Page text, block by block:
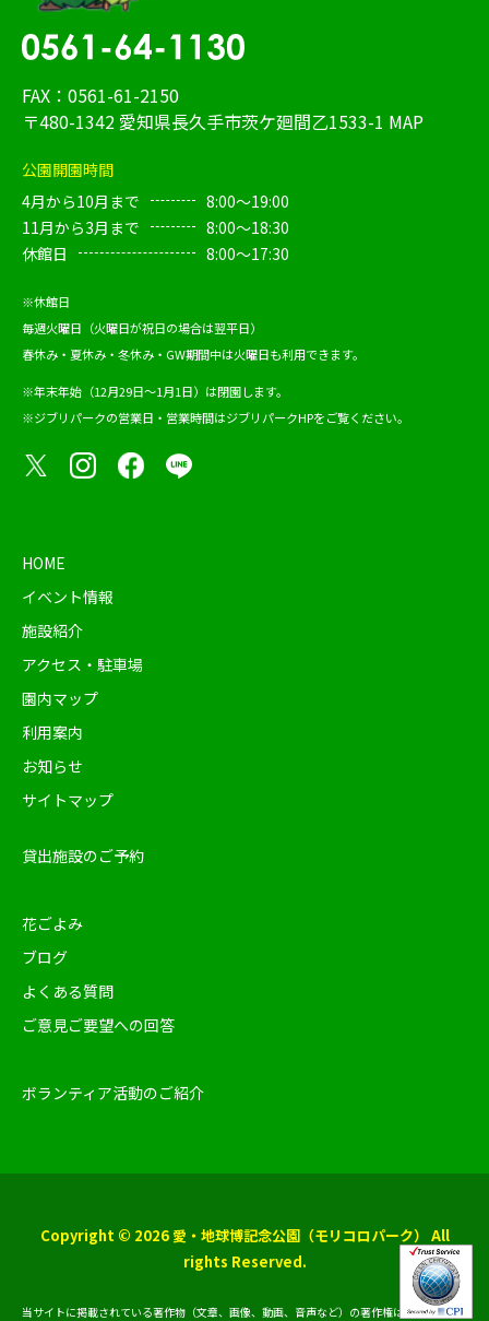
FAX：0561-61-2150
〒480-1342 愛知県長久手市茨ケ廻間乙1533-1 MAP
公園開園時間
4月から10月まで
8:00～19:00
11月から3月まで
8:00～18:30
休館日
8:00～17:30
※休館日
毎週火曜日（火曜日が祝日の場合は翌平日）
春休み・夏休み・冬休み・GW期間中は火曜日も利用できます。
※年末年始（12月29日～1月1日）は閉園します。
※ジブリパークの営業日・営業時間はジブリパークHPをご覧ください。
HOME
イベント情報
施設紹介
アクセス・駐車場
園内マップ
利用案内
お知らせ
サイトマップ
貸出施設のご予約
花ごよみ
ブログ
よくある質問
ご意見ご要望への回答
ボランティア活動のご紹介
Copyright © 2026 愛・地球博記念公園（モリコロパーク） All
rights Reserved.
当サイトに掲載されている著作物（文章、画像、動画、音声など）の著作権は、原則とし